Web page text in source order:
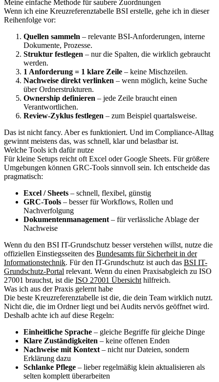
Meine einfache Methode für saubere Zuordnungen
Wenn ich eine Kreuzreferenztabelle BSI erstelle, gehe ich in dieser
Reihenfolge vor:
Quellen sammeln – relevante BSI-Anforderungen, interne
Dokumente, Prozesse.
Struktur festlegen – nur die Spalten, die wirklich gebraucht
werden.
1 Anforderung = 1 klare Zeile – keine Mischzeilen.
Nachweise direkt verlinken – wenn möglich, keine Suche
über Ordnerstrukturen.
Ownership definieren – jede Zeile braucht einen
Verantwortlichen.
Review-Zyklus festlegen – zum Beispiel quartalsweise.
Das ist nicht fancy. Aber es funktioniert. Und im Compliance-Alltag
gewinnt meistens das, was schnell, klar und belastbar ist.
Welche Tools ich dafür nutze
Für kleine Setups reicht oft Excel oder Google Sheets. Für größere
Umgebungen können GRC-Tools sinnvoll sein. Ich entscheide das
pragmatisch:
Excel / Sheets – schnell, flexibel, günstig
GRC-Tools – besser für Workflows, Rollen und
Nachverfolgung
Dokumentenmanagement – für verlässliche Ablage der
Nachweise
Wenn du den BSI IT-Grundschutz besser verstehen willst, nutze die
offiziellen Einstiegsseiten des Bundesamts für Sicherheit in der
Informationstechnik. Für den IT-Grundschutz ist auch das BSI IT-
Grundschutz-Portal relevant. Wenn du einen Praxisabgleich zu ISO
27001 brauchst, ist die ISO 27001 Übersicht hilfreich.
Was ich aus der Praxis gelernt habe
Die beste Kreuzreferenztabelle ist die, die dein Team wirklich nutzt.
Nicht die, die im Ordner liegt und bei Audits nervös geöffnet wird.
Deshalb achte ich auf diese Regeln:
Einheitliche Sprache – gleiche Begriffe für gleiche Dinge
Klare Zuständigkeiten – keine offenen Enden
Nachweise mit Kontext – nicht nur Dateien, sondern
Erklärung dazu
Schlanke Pflege – lieber regelmäßig klein aktualisieren als
selten komplett überarbeiten